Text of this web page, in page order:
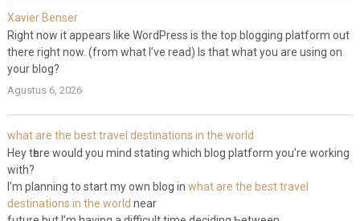
Xavier Benser
Right now it appears like WordPress is the top blogging platform out
there right now. (from what I’ve read) Is that what you are using on
your blog?
Agustus 6, 2026
what are the best travel destinations in the world
Hey tһere would you mind stating which blog platform you’re working
with?
I’m planning to start my own blog in what are the best travel
destinations in the world near